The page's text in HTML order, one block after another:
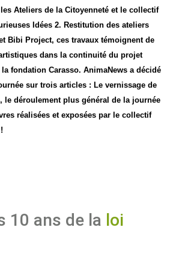
Ateliers de la Citoyenneté et le collectif
Idées 2. Restitution des ateliers
Bibi Project, ces travaux témoignent de
dans la continuité du projet
fondation Carasso. AnimaNews a décidé
sur trois articles : Le vernissage de
le déroulement plus général de la journée
réalisées et exposées par le collectif
10 ans de la loi